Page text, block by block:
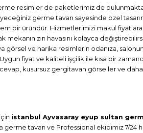
resimler de paketlerimiz de
germe tavan sayesinde özel
bir üründür. Hizmetlerimizi makul fiyatlara
mekanınızın havasını kolayca
görsel ve harika resimlerin odanıza,
fiyat ve kaliteli işçilik ile kısa bir
kusursuz gergitavan görseller ve daha
istanbul Ayvasaray eyup sultan
germe tavan ve Professional ekibimiz 7/24